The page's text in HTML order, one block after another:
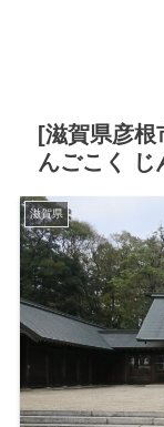
[滋賀県彦
んごこく じ
滋賀県